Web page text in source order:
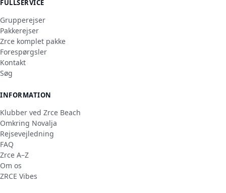
FULLSERVICE
Grupperejser
Pakkerejser
Zrce komplet pakke
Forespørgsler
Kontakt
Søg
INFORMATION
Klubber ved Zrce Beach
Omkring Novalja
Rejsevejledning
FAQ
Zrce A–Z
Om os
ZRCE Vibes